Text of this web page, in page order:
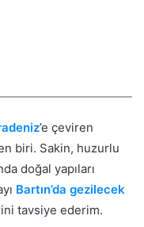
’e çeviren
biri. Sakin, huzurlu
doğal yapıları
Bartın’da gezilecek
tavsiye ederim.